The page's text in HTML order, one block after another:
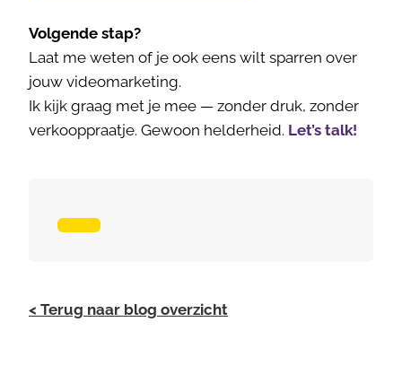
Volgende stap?
Laat me weten of je ook eens wilt sparren over
jouw videomarketing.
Ik kijk graag met je mee — zonder druk, zonder
verkooppraatje. Gewoon helderheid. Let’s talk!
< Terug naar blog overzicht